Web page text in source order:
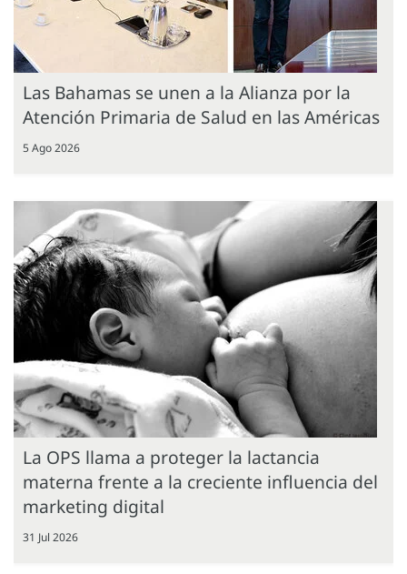
Las Bahamas se unen a la Alianza por la
Atención Primaria de Salud en las Américas
5 Ago 2026
La OPS llama a proteger la lactancia
materna frente a la creciente influencia del
marketing digital
31 Jul 2026